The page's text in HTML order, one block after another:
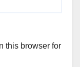
this browser for